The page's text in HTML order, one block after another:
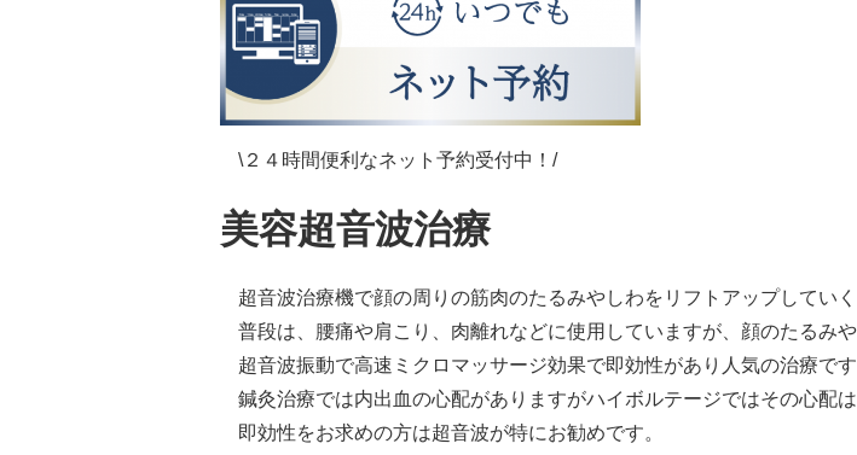
\２４時間便利なネット予約受付中！/
美容超音波治療
超音波治療機で顔の周りの筋肉のたるみやしわをリフトアップしてい
普段は、腰痛や肩こり、肉離れなどに使用していますが、顔のたるみ
超音波振動で高速ミクロマッサージ効果で即効性があり人気の治療です
鍼灸治療では内出血の心配がありますがハイボルテージではその心配は
即効性をお求めの方は超音波が特にお勧めです。